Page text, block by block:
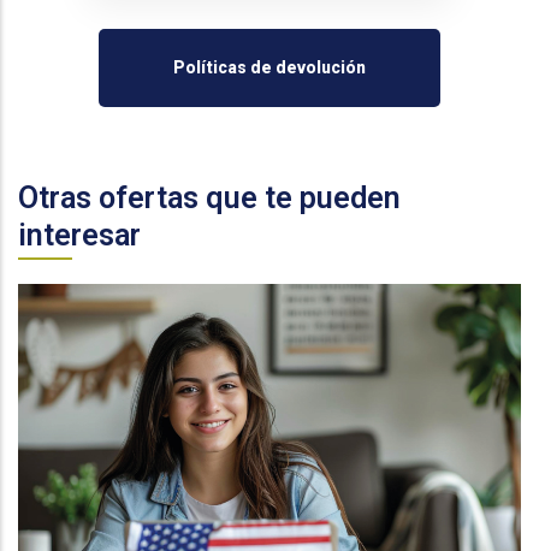
Políticas de devolución
Otras ofertas que te pueden
interesar